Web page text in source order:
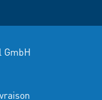
GmbH